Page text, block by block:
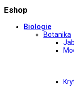
Eshop
Biologie
Botanika